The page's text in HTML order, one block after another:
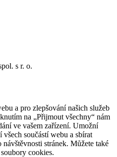
s r. o.
a pro zlepšování našich služeb
na „Přijmout všechny“ nám
ve vašem zařízení. Umožní
součástí webu a sbírat
stránek. Můžete také
cookies.